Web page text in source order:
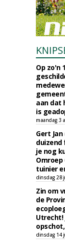
Op zo'n
aan dat
is
maandag 3
Gert
duizend
je nog
tuinier
dinsdag 28
Zin om
de
Utrecht!
dinsdag 14